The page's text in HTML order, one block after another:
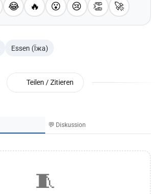
😂 🔥 😮 😢 👏 🚀
Essen (Їжа)
Teilen / Zitieren
💬 Diskussion
🧵